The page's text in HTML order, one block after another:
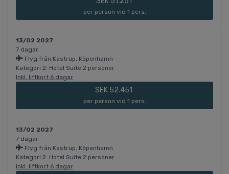
per person vid 1 pers.
13/02 2027
7 dagar
Flyg från Kastrup, Köpenhamn
Kategori 2: Hotel Suite 2 personer
Inkl. liftkort 6 dagar
SEK 52.451
per person vid 1 pers.
13/02 2027
7 dagar
Flyg från Kastrup, Köpenhamn
Kategori 2: Hotel Suite 2 personer
Inkl. liftkort 6 dagar